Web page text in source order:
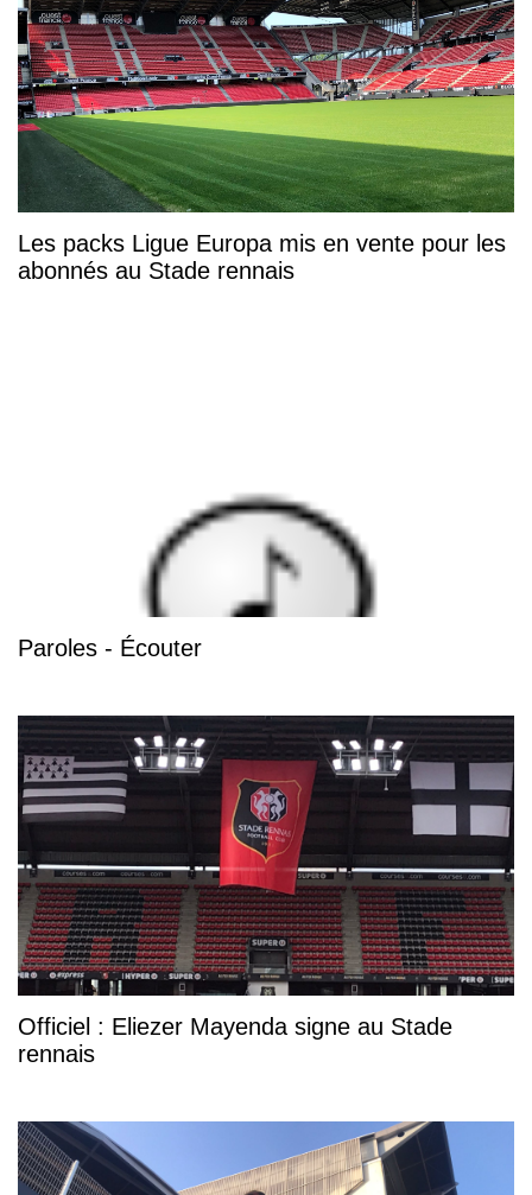
Les packs Ligue Europa mis en vente pour les
abonnés au Stade rennais
Paroles - Écouter
Officiel : Eliezer Mayenda signe au Stade
rennais